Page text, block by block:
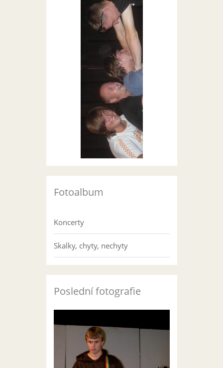
Fotoalbum
Koncerty
Skalky, chyty, nechyty
Poslední fotografie